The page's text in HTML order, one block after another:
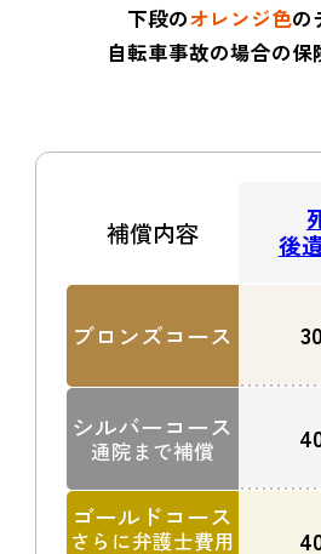
下段のオレンジ色の
自転車事故の場合の保
補償内容
ブロンズコース
シルバーコース
通院まで補償
ゴールドコース
さらに弁護士費用
後